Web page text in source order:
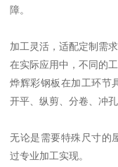
障。
加工灵活，适配定制需求
在实际应用中，不同的
烨辉彩钢板在加工环节
开平、纵剪、分卷、冲
无论是需要特殊尺寸的
过专业加工实现。